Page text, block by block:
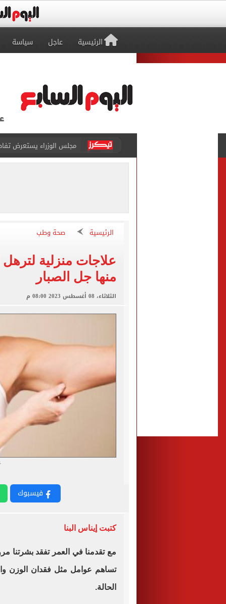
الرئيسية عاجل سياسة
بعد انتقال محمد صلاح.. عمدة طرابزون
طرح السكر الحر اليوم بسعر 25 جنيهًا
فوكس نيوز: مقتل عدة
قطع المياه عن 8 مناطق بحلوان السبت المقبل لمدة 3 ساعات
أون سبورت تعلن إذاعة
وزير النقل: مخطط شامل
الرئيسية صحة وطب
علاجات منزلية لترهل
منها جل الصبار
الثلاثاء، 08 أغسطس 2023 08:00 م
فيسبوك
كتبت إيناس البنا
مع تقدمنا ​​في العمر تفقد بشرتنا
تساهم عوامل مثل فقدان الوزن
الحالة.